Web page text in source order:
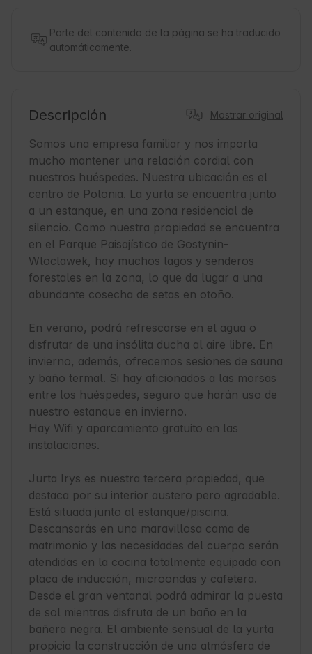
Parte del contenido de la página se ha traducido
automáticamente.
Descripción Mostrar original
Somos una empresa familiar y nos importa
mucho mantener una relación cordial con
nuestros huéspedes. Nuestra ubicación es el
centro de Polonia. La yurta se encuentra junto
a un estanque, en una zona residencial de
silencio. Como nuestra propiedad se encuentra
en el Parque Paisajístico de Gostynin-
Wloclawek, hay muchos lagos y senderos
forestales en la zona, lo que da lugar a una
abundante cosecha de setas en otoño.
En verano, podrá refrescarse en el agua o
disfrutar de una insólita ducha al aire libre. En
invierno, además, ofrecemos sesiones de sauna
y baño termal. Si hay aficionados a las morsas
entre los huéspedes, seguro que harán uso de
nuestro estanque en invierno.
Hay Wifi y aparcamiento gratuito en las
instalaciones.
Jurta Irys es nuestra tercera propiedad, que
destaca por su interior austero pero agradable.
Está situada junto al estanque/piscina.
Descansarás en una maravillosa cama de
matrimonio y las necesidades del cuerpo serán
atendidas en la cocina totalmente equipada con
placa de inducción, microondas y cafetera.
Desde el gran ventanal podrá admirar la puesta
de sol mientras disfruta de un baño en la
bañera negra. El ambiente sensual de la yurta
propicia la construcción de una atmósfera de